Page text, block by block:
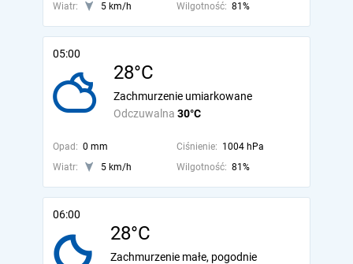
Wiatr:
5 km/h Wilgotność: 81%
05:00
28°C
Odczuwalna 30°C
Zachmurzenie umiarkowane
Opad: 0 mm Ciśnienie: 1004 hPa
Wiatr:
5 km/h Wilgotność: 81%
06:00
28°C
Zachmurzenie małe, pogodnie